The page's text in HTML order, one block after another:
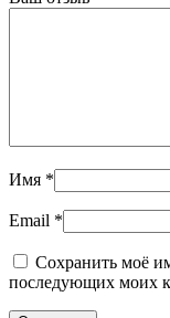
Имя *
Email *
Сохранить моё
последующих моих